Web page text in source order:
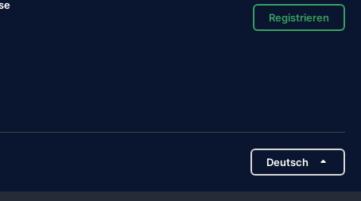
Registrieren
Deutsch